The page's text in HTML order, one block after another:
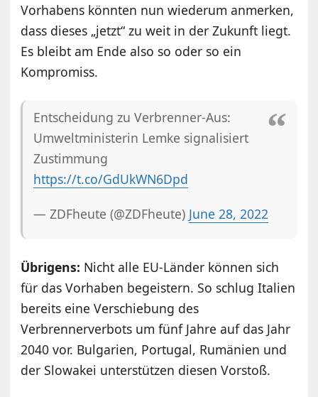
Vorhabens könnten nun wiederum anmerken,
dass dieses „jetzt“ zu weit in der Zukunft liegt.
Es bleibt am Ende also so oder so ein
Kompromiss.
Entscheidung zu Verbrenner-Aus:
Umweltministerin Lemke signalisiert
Zustimmung
https://t.co/GdUkWN6Dpd
— ZDFheute (@ZDFheute) June 28, 2022
Übrigens: Nicht alle EU-Länder können sich
für das Vorhaben begeistern. So schlug Italien
bereits eine Verschiebung des
Verbrennerverbots um fünf Jahre auf das Jahr
2040 vor. Bulgarien, Portugal, Rumänien und
der Slowakei unterstützen diesen Vorstoß.